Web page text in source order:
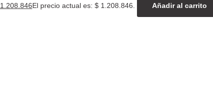
1.208.846El precio actual es: $ 1.208.846. Añadir al carrito